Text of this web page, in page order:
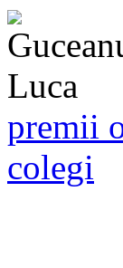
premii
colegi